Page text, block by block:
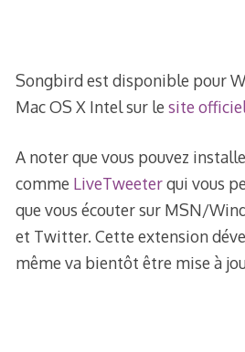
Songbird est disponible pour
Mac OS X Intel sur le site
A noter que vous pouvez
comme LiveTweeterqui vous
que vous écouter sur MSN/
et Twitter. Cette extension
même va bientôt être mise à